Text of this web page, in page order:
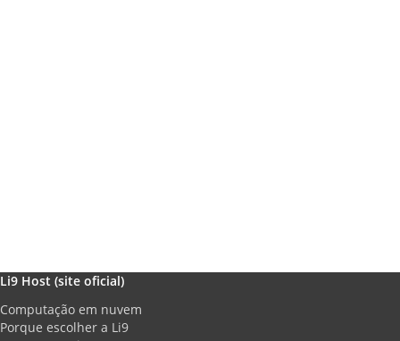
Li9 Host (site oficial)
Computação em nuvem
Porque escolher a Li9